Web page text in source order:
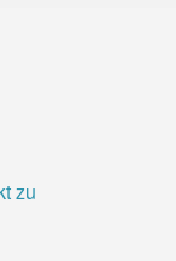
zu